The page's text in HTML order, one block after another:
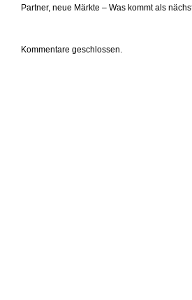
Partner, neue Märkte – Was kommt als
Kommentare geschlossen.